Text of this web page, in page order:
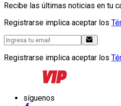
Recibe las últimas noticias en tu
Registrarse implica aceptar los
Registrarse implica aceptar los
síguenos